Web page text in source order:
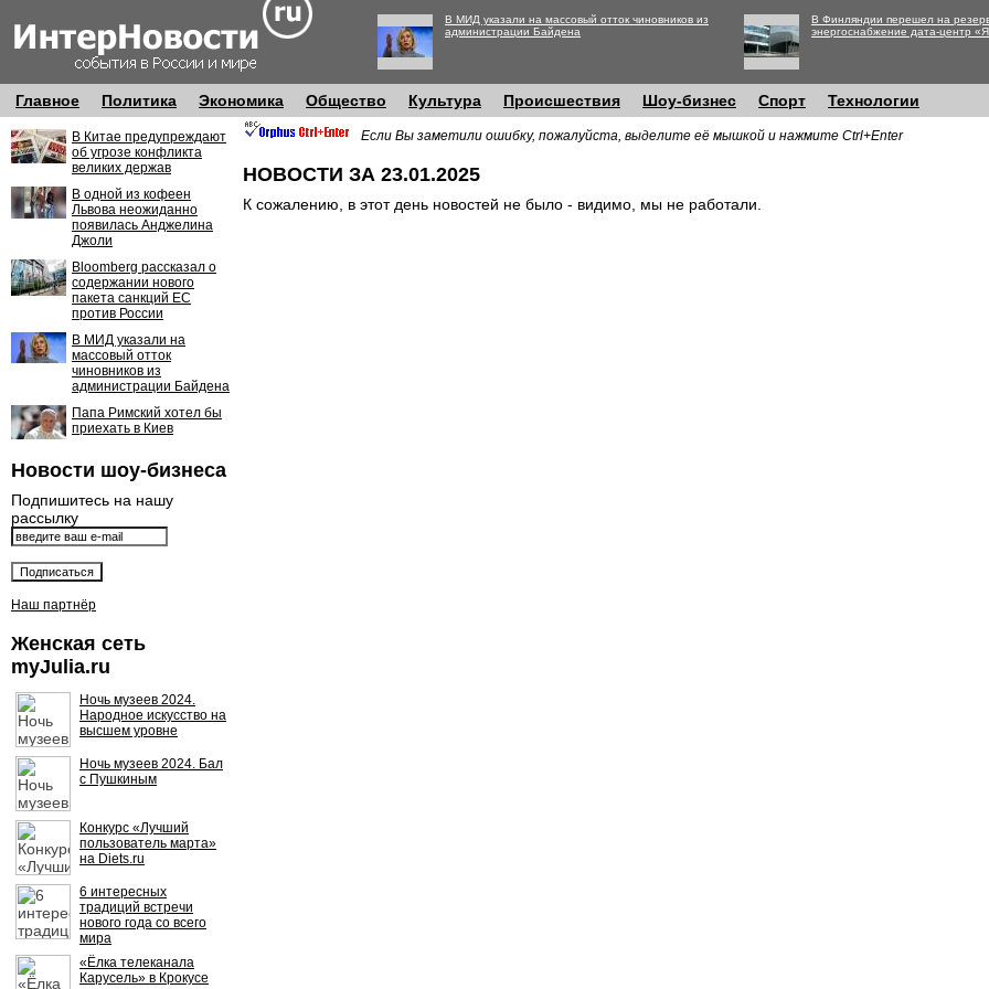
В МИД указали на массовый отток чиновников из
администрации Байдена
В Финляндии перешел на
энергоснабжение дата-центр
Главное Политика Экономика Общество Культура Происшествия Шоу-бизнес Спорт Технологии
В Китае предупреждают
об угрозе конфликта
великих держав
В одной из кофеен
Львова неожиданно
появилась Анджелина
Джоли
Bloomberg рассказал о
содержании нового
пакета санкций ЕС
против России
В МИД указали на
массовый отток
чиновников из
администрации Байдена
Папа Римский хотел бы
приехать в Киев
Новости шоу-бизнеса
Подпишитесь на нашу
рассылку
Наш партнёр
Женская сеть
myJulia.ru
Ночь музеев 2024.
Народное искусство на
высшем уровне
Ночь музеев 2024. Бал
с Пушкиным
Конкурс «Лучший
пользователь марта»
на Diets.ru
6 интересных
традиций встречи
нового года со всего
мира
«Ёлка телеканала
Карусель» в Крокусе
Если Вы заметили ошибку, пожалуйста, выделите её мышкой и нажмите Ctrl+Enter
НОВОСТИ ЗА 23.01.2025
К сожалению, в этот день новостей не было - видимо, мы не работали.